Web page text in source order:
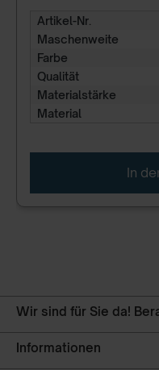
Artikel-Nr.
Maschenweite
Farbe
Qualität
Materialstärke
Material
In
Wir sind für Sie da!
Informationen